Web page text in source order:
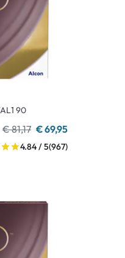
90
€ 81,17 € 69,95
4.84 / 5(967)